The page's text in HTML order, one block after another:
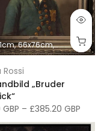
91x117cm 107x137cm
66x76cm 41x51cm
„Bruder
– £385.20 GBP